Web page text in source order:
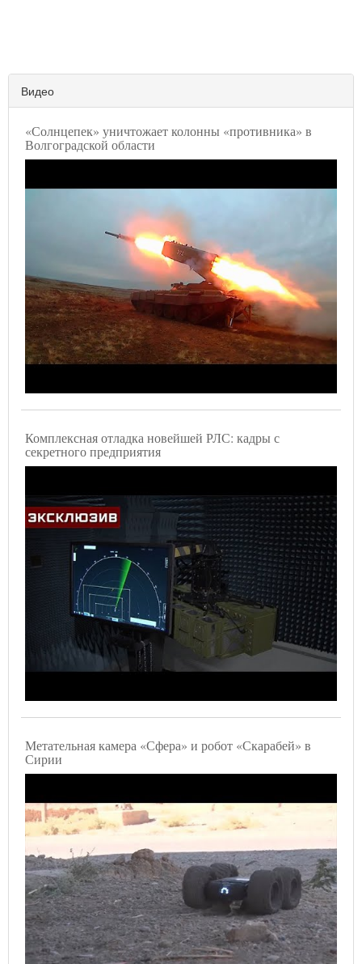
Видео
«Солнцепек» уничтожает колонны «противника» в
Волгоградской области
Комплексная отладка новейшей РЛС: кадры с
секретного предприятия
Метательная камера «Сфера» и робот «Скарабей» в
Сирии